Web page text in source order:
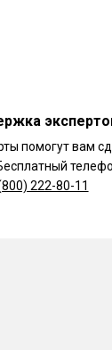
помогут вам
222-80-11